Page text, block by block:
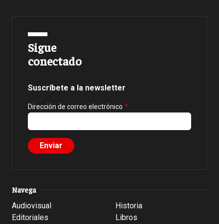
Sigue
conectado
Suscríbete a la newsletter
Dirección de correo electrónico
Navega
Audiovisual
Editoriales
Historia
Libros